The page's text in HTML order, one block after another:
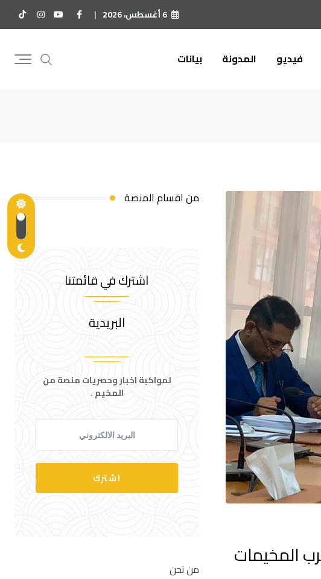
6 أغسطس، 2026
فيديو المدونة بيانات
المخيمات
من اقسام المنصة
اشترك في قائمتنا
البريدية
لمواكبة اخبار وحصريات منصة من
المخيم .
اشترك
من نحن